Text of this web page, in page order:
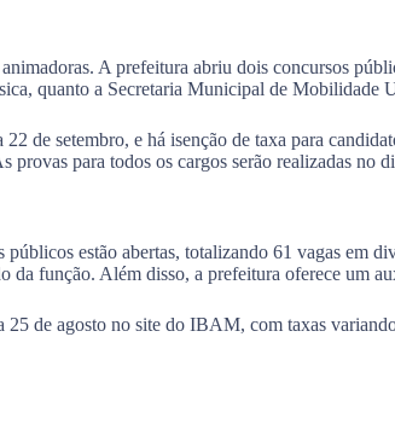
A prefeitura abriu dois concursos
quanto a Secretaria Municipal de Mobilidade
de setembro, e há isenção de taxa para
provas para todos os cargos serão realizadas
estão abertas, totalizando 61 vagas em
da função. Além disso, a prefeitura oferece um
25 de agosto no site do IBAM, com taxas